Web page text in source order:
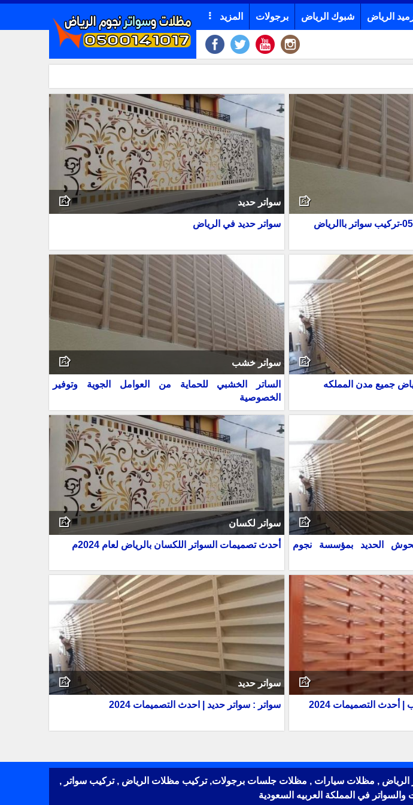
معنا
الرياض شبوك الرياض برجولات المزيد
سواتر حديد
سواتر حديد في الرياض
جميع مدن المملكه
سواتر خشب
الساتر الخشبي للحماية من العوامل الجوية وتوفير
الخصوصية
الحديد بمؤسسة نجوم
سواتر لكسان
أحدث تصميمات السواتر اللكسان بالرياض لعام 2024م
التصميمات 2024
سواتر حديد
سواتر : سواتر حديد | احدث التصميمات 2024
مظلات الرياض , سواتر الرياض , مظلات سيارات , مظلات جلسات برجولات, تركيب مظلات الرياض , تركيب سواتر ,
في المملكة العربيه السعودية